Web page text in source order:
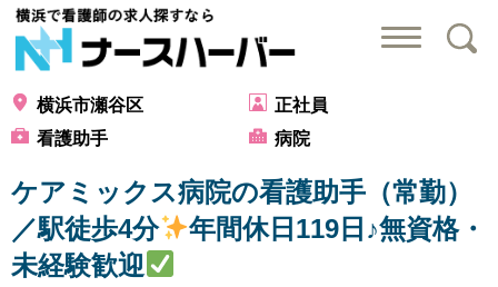
横浜市瀬谷区
正社員
看護助手
病院
ケアミックス病院の看護助手（常勤）
／駅徒歩4分
年間休日119日♪無資格・
未経験歓迎